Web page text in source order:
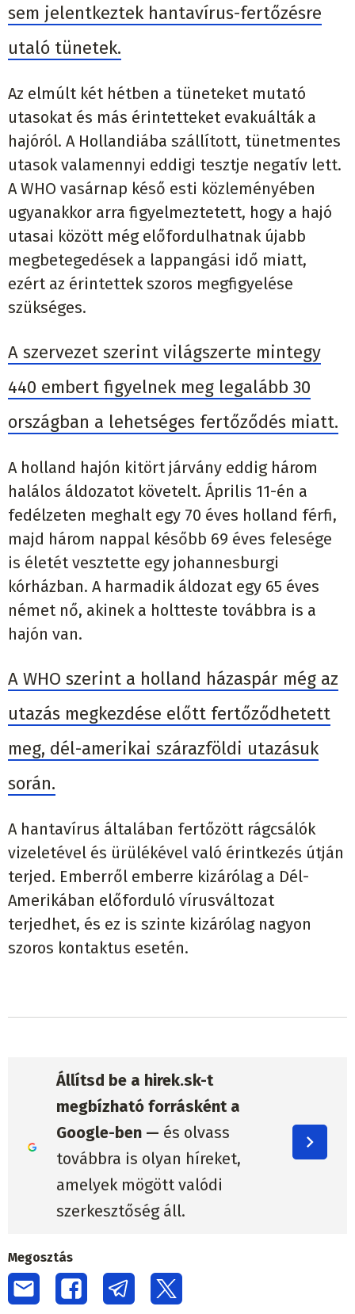
sem jelentkeztek hantavírus-fertőzésre
utaló tünetek.
Az elmúlt két hétben a tüneteket mutató
utasokat és más érintetteket evakuálták a
hajóról. A Hollandiába szállított, tünetmentes
utasok valamennyi eddigi tesztje negatív lett.
A WHO vasárnap késő esti közleményében
ugyanakkor arra figyelmeztetett, hogy a hajó
utasai között még előfordulhatnak újabb
megbetegedések a lappangási idő miatt,
ezért az érintettek szoros megfigyelése
szükséges.
A szervezet szerint világszerte mintegy
440 embert figyelnek meg legalább 30
országban a lehetséges fertőződés miatt.
A holland hajón kitört járvány eddig három
halálos áldozatot követelt. Április 11-én a
fedélzeten meghalt egy 70 éves holland férfi,
majd három nappal később 69 éves felesége
is életét vesztette egy johannesburgi
kórházban. A harmadik áldozat egy 65 éves
német nő, akinek a holtteste továbbra is a
hajón van.
A WHO szerint a holland házaspár még az
utazás megkezdése előtt fertőződhetett
meg, dél-amerikai szárazföldi utazásuk
során.
A hantavírus általában fertőzött rágcsálók
vizeletével és ürülékével való érintkezés útján
terjed. Emberről emberre kizárólag a Dél-
Amerikában előforduló vírusváltozat
terjedhet, és ez is szinte kizárólag nagyon
szoros kontaktus esetén.
Állítsd be a hirek.sk-t
megbízható forrásként a
Google-ben — és olvass
továbbra is olyan híreket,
amelyek mögött valódi
szerkesztőség áll.
Megosztás